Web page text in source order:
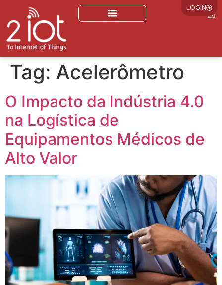
LOGIN
Tag: Acelerômetro
O Impacto da Indústria 4.0
na Logística de
Equipamentos Médicos de
Alto Valor